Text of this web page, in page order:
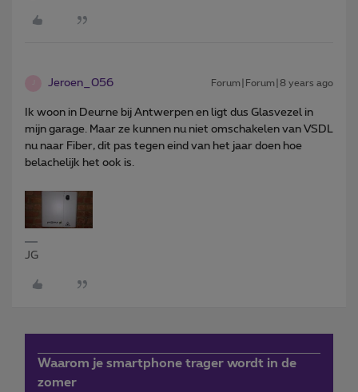
Jeroen_056 Forum|Forum|8 years ago
Ik woon in Deurne bij Antwerpen en ligt dus Glasvezel in
mijn garage. Maar ze kunnen nu niet omschakelen van VSDL
nu naar Fiber, dit pas tegen eind van het jaar doen hoe
belachelijk het ook is.
JG
Waarom je smartphone trager wordt in de
zomer